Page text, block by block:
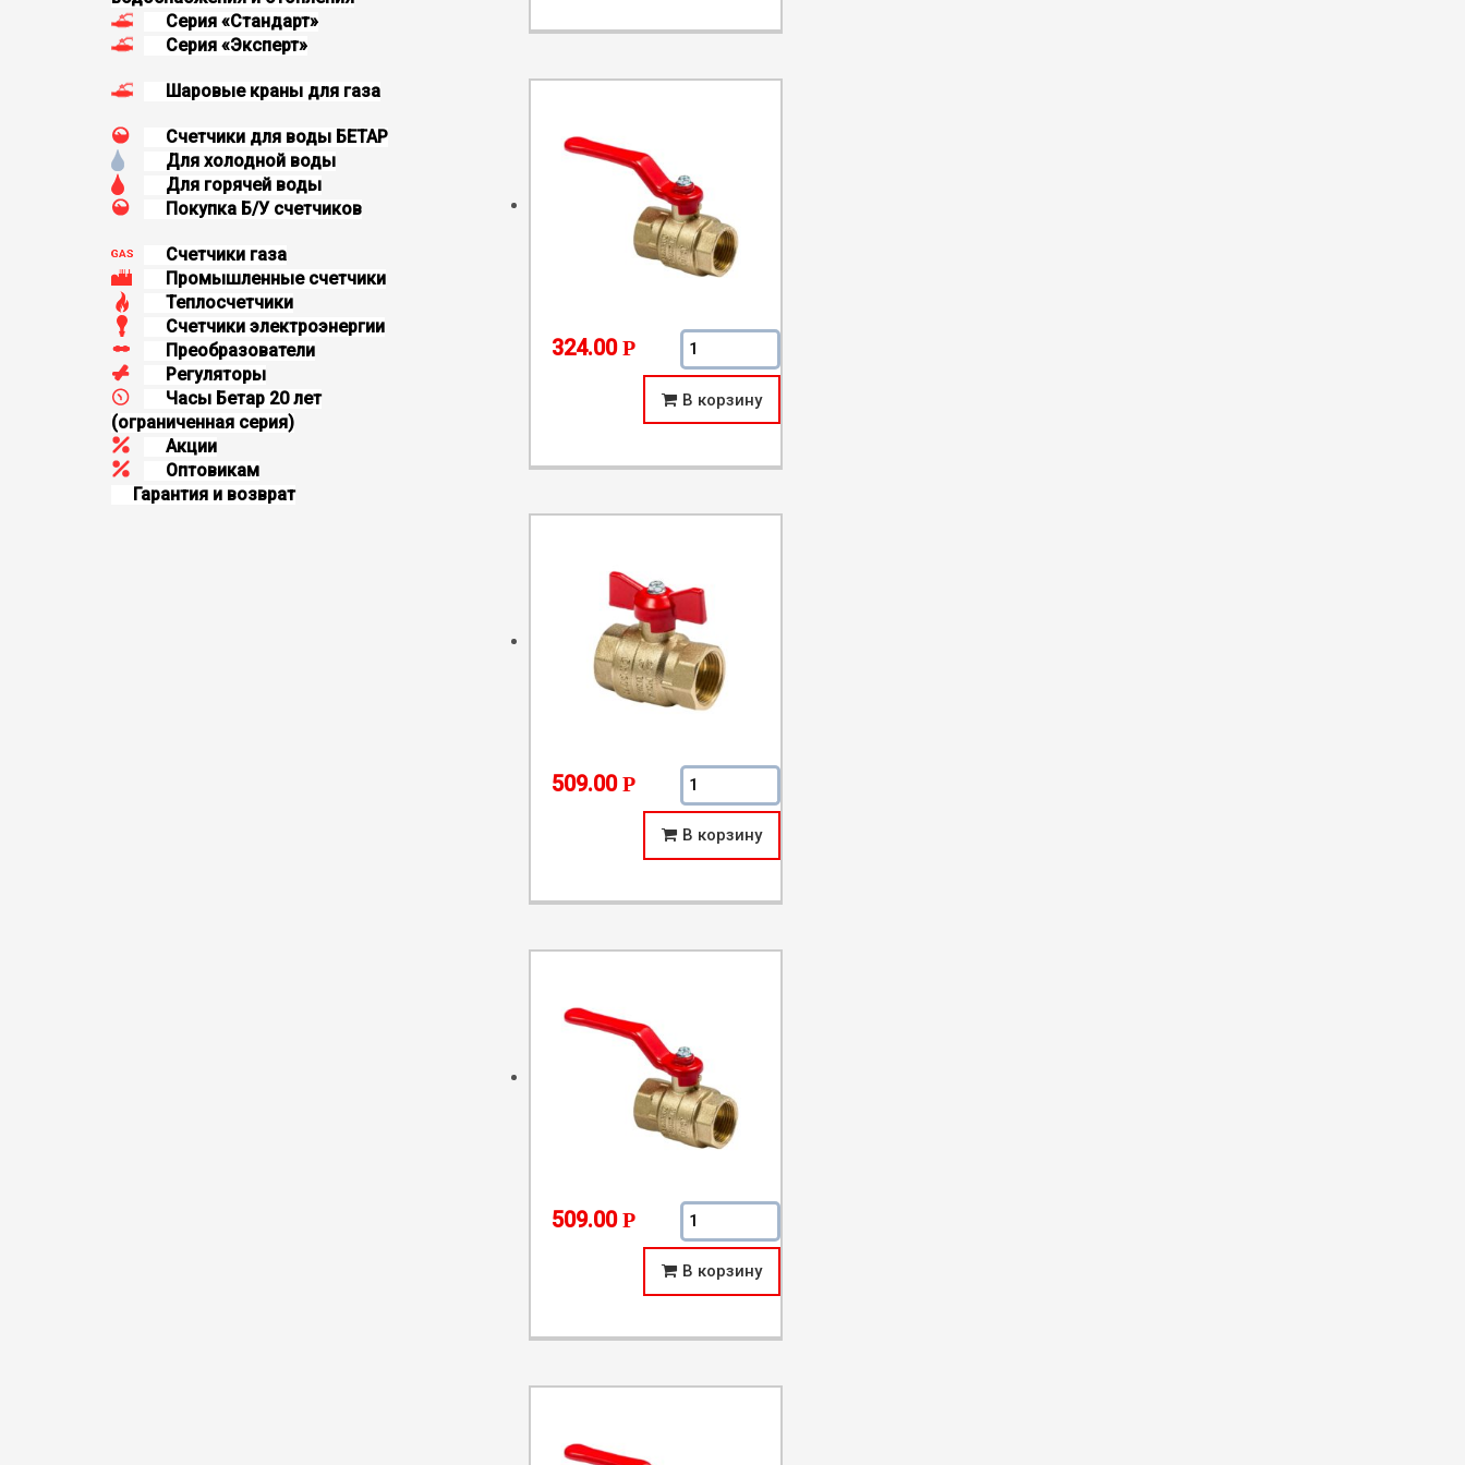
Серия «Стандарт»
Серия «Эксперт»
Шаровые краны для газа
Счетчики для воды БЕТАР
Для холодной воды
Для горячей воды
Покупка Б/У счетчиков
Счетчики газа
Промышленные счетчики
Теплосчетчики
Счетчики электроэнергии
Преобразователи
Регуляторы
Часы Бетар 20 лет
(oграниченная серия)
Aкции
Оптовикам
Гарантия и возврат
324.00Р Количество Усиленный латунный шаровый кран Дист Ду15, ВР/ВР, ручка - рычаг
В корзину
509.00Р Количество Усиленный латунный шаровый кран Дист Ду20, ВР/ВР, ручка - бабочка
В корзину
509.00Р Количество Усиленный латунный шаровый кран Дист Ду20, ВР/ВР, ручка - рычаг
В корзину